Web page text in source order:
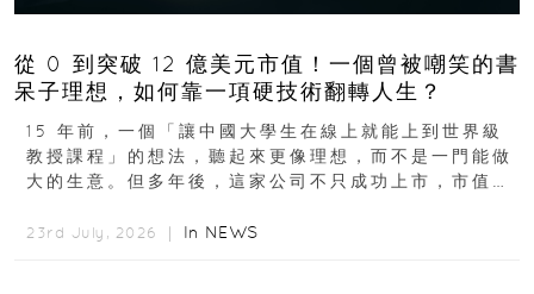
從 0 到突破 12 億美元市值！一個曾被嘲笑的書
呆子理想，如何靠一項硬技術翻轉人生？
15 年前，一個「讓中國大學生在線上就能上到世界級
教授課程」的想法，聽起來更像理想，而不是一門能做
大的生意。但多年後，這家公司不只成功上市，市值更
23rd July, 2026 ｜ In NEWS